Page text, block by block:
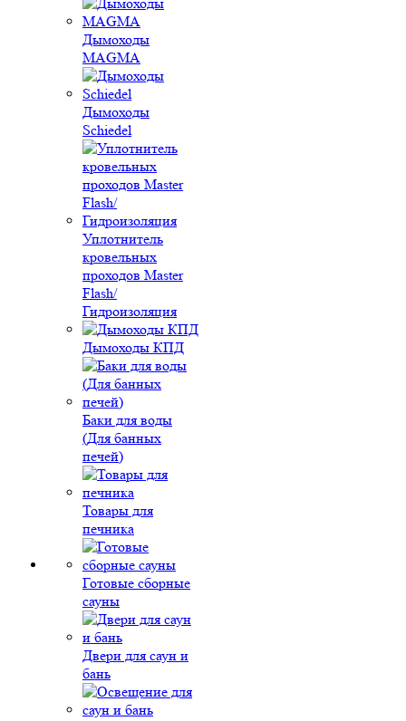
Дымоходы
MAGMA
Дымоходы
Schiedel
Уплотнитель
кровельных
проходов Master
Flash/
Гидроизоляция
Дымоходы КПД
Баки для воды
(Для банных
печей)
Товары для
печника
Готовые сборные
сауны
Двери для саун и
бань